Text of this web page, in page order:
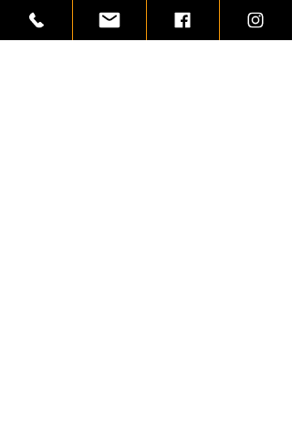
laiton et inox monté sur un socle de
marbre noir veiné de blanc.